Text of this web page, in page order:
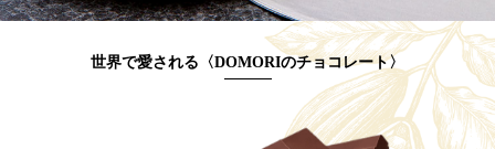
世界で愛される〈DOMORIのチョコレート〉